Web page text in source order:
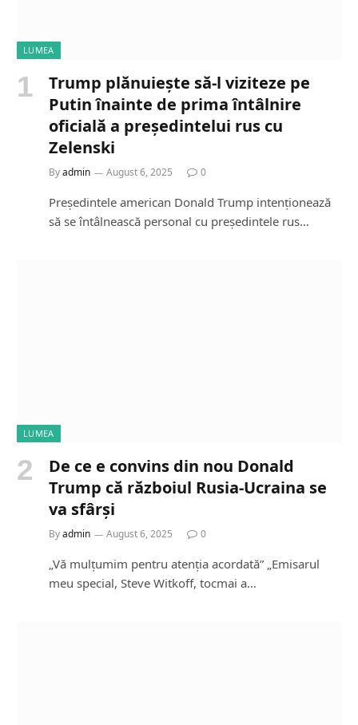
LUMEA
Trump plănuiește să-l viziteze pe
Putin înainte de prima întâlnire
oficială a președintelui rus cu
Zelenski
Byadmin August 6, 2025 0
Președintele american Donald Trump intenționează
să se întâlnească personal cu președintele rus…
LUMEA
De ce e convins din nou Donald
Trump că războiul Rusia-Ucraina se
va sfârși
Byadmin August 6, 2025 0
„Vă mulțumim pentru atenția acordată” „Emisarul
meu special, Steve Witkoff, tocmai a…